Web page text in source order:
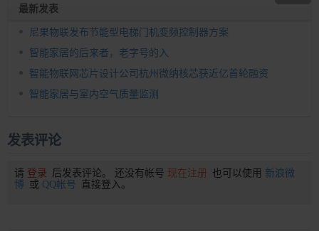
最新发表
尼果物联发布节能型电梯门机变频控制器方案
智能家居的后来者，老字号的入
智能物联网芯片设计公司杭州微纳核芯获近亿首轮融资
智能家居与室内空气质量监测
发表评论
请 登录 后发表评论。 还没有帐号 现在注册 也可以使用 新浪微
博 或 QQ帐号 直接登入。